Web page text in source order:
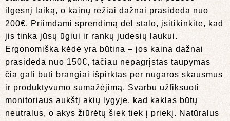
ilgesnį laiką, o kainų rėžiai dažnai prasideda nuo
200€. Priimdami sprendimą dėl stalo, įsitikinkite, kad
jis tinka jūsų ūgiui ir rankų judesių laukui.
Ergonomiška kėdė yra būtina – jos kaina dažnai
prasideda nuo 150€, tačiau nepagrįstas taupymas
čia gali būti brangiai išpirktas per nugaros skausmus
ir produktyvumo sumažėjimą. Svarbu užfiksuoti
monitoriaus aukštį akių lygyje, kad kaklas būtų
neutralus, o akys žiūrėtų šiek tiek į priekį. Natūralus